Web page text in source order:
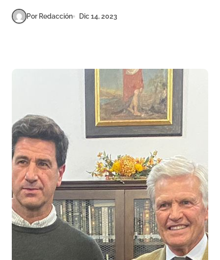
Por Redacción Dic 14, 2023